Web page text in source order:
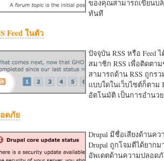
ของคุณสามารถเขียนบ
ทันที
Feed ในตัว
ปัจจุบัน RSS หรือ
สมาชิก RSS เพื่อติดตา
สามารถด้าน RSS ถูกร
แบบใดในเว็บไซต์ก็ตาม
อัตโนมัติ เป็นการอำนว
ดภัย
Drupal มีชื่อเสียงด้านค
Drupal ถูกโจมตีได้ยาก
อัพเดตด้านความปลอด